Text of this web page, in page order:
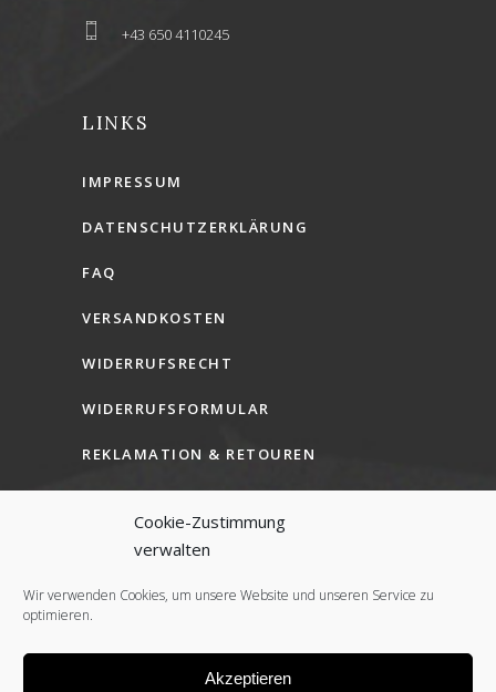
Cookie-Zustimmung
verwalten
Wir verwenden Cookies, um unsere Website und unseren Service zu
optimieren.
Akzeptieren
+43 650 4110245
LINKS
IMPRESSUM
DATENSCHUTZERKLÄRUNG
FAQ
VERSANDKOSTEN
WIDERRUFSRECHT
WIDERRUFSFORMULAR
REKLAMATION & RETOUREN
AGB (B2B)
COOKIE-RICHTLINIE (EU)